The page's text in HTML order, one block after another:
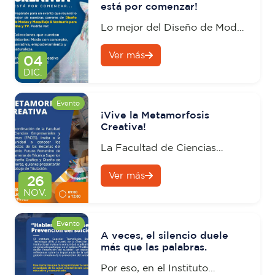
FACES, la MSc. Ileana Illescas,
Subdecana de FACES.
04
DIC.
está por comenzar!
Lo mejor del Diseño de Modas
y Maquillaje & Vestuario para
Cine y TV del ITB se une en
Ver más
26
NOV.
Evento
¡Vive la Metamorfosis
Creativa!
La Facultad de Ciencias
Empresariales y Sistemas
(FACES) abre sus puertas
Ver más
Evento
A veces, el silencio duele
más que las palabras.
Por eso, en el Instituto